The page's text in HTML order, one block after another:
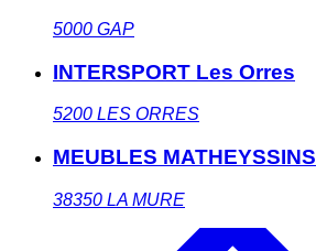
5000 GAP
INTERSPORT Les Orres
5200 LES ORRES
MEUBLES MATHEYSSINS
38350 LA MURE